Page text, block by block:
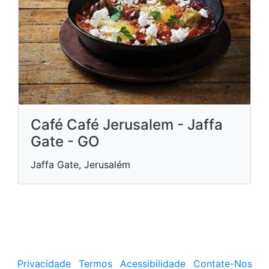
Café Café Jerusalem - Jaffa
Gate - GO
Jaffa Gate, Jerusalém
Privacidade Termos Acessibilidade Contate-Nos